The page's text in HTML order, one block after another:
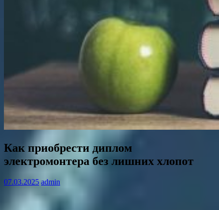
Как приобрести диплом
электромонтера без лишних хлопот
07.03.2025 admin